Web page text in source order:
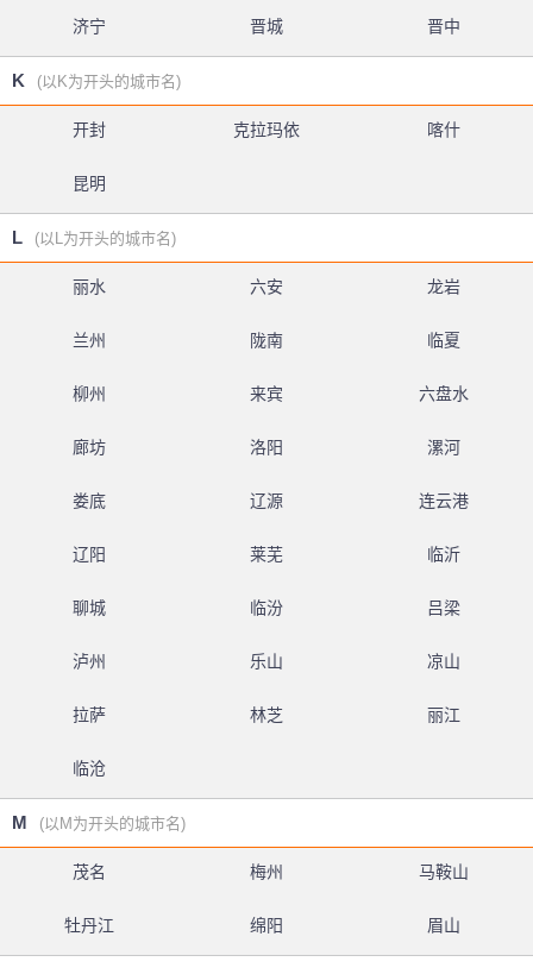
济宁 晋城 晋中
K (以K为开头的城市名)
开封 克拉玛依 喀什
昆明
L (以L为开头的城市名)
丽水 六安 龙岩
兰州 陇南 临夏
柳州 来宾 六盘水
廊坊 洛阳 漯河
娄底 辽源 连云港
辽阳 莱芜 临沂
聊城 临汾 吕梁
泸州 乐山 凉山
拉萨 林芝 丽江
临沧
M (以M为开头的城市名)
茂名 梅州 马鞍山
牡丹江 绵阳 眉山